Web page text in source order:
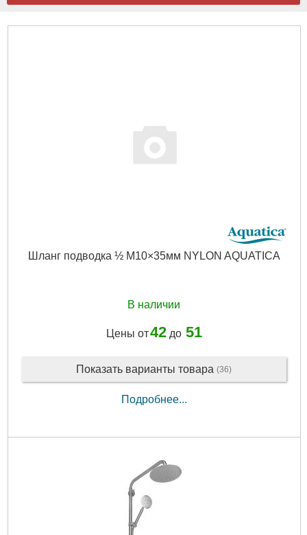
Шланг подводка ½ М10×35мм NYLON AQUATICA
В наличии
Цены от42до 51
Показать варианты товара (36)
Подробнее...